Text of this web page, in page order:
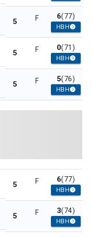
5 F 6(77)
HBH
5 F 0(71)
HBH
5 F 5(76)
HBH
5 F 6(77)
HBH
5 F 3(74)
HBH